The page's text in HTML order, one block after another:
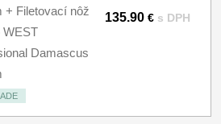
+ Filetovací nôž
WEST
Damascus
135.90 € s DPH